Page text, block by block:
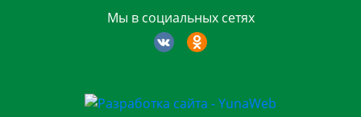
Мы в социальных сетях